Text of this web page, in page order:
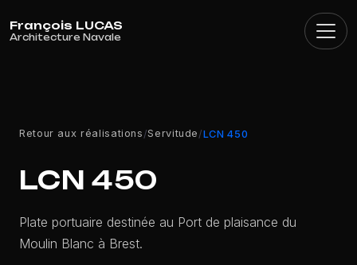
Retour aux réalisations /Servitude /LCN 450
LCN 450
Plate portuaire destinée au Port de plaisance du
Moulin Blanc à Brest.